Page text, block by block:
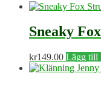
Sneaky
kr149.00 Lägg till